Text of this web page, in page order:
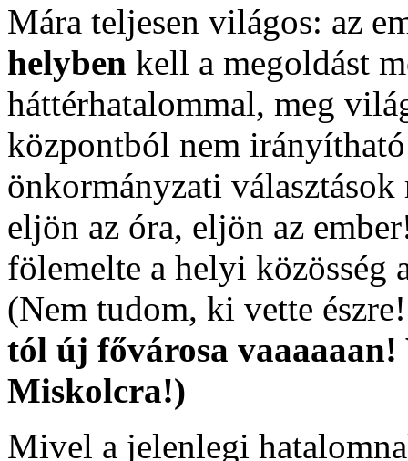
Mára teljesen világos: az
helyben kell a megoldást
háttérhatalommal, meg
központból nem
önkormányzati
eljön az óra, eljön az
fölemelte a helyi
(Nem tudom, ki vette
tól új fővárosa vaaaaaan!
Miskolcra!)
Mivel a jelenlegi